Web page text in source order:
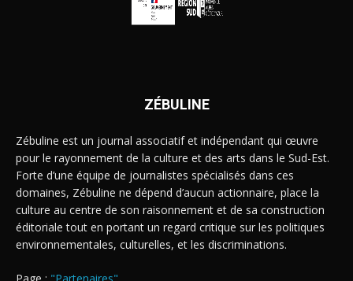
ZÉBULINE
Zébuline est un journal associatif et indépendant qui œuvre
pour le rayonnement de la culture et des arts dans le Sud-Est.
Forte d’une équipe de journalistes spécialisés dans ces
domaines, Zébuline ne dépend d’aucun actionnaire, place la
culture au centre de son raisonnement et de sa construction
éditoriale tout en portant un regard critique sur les politiques
environnementales, culturelles, et les discriminations.